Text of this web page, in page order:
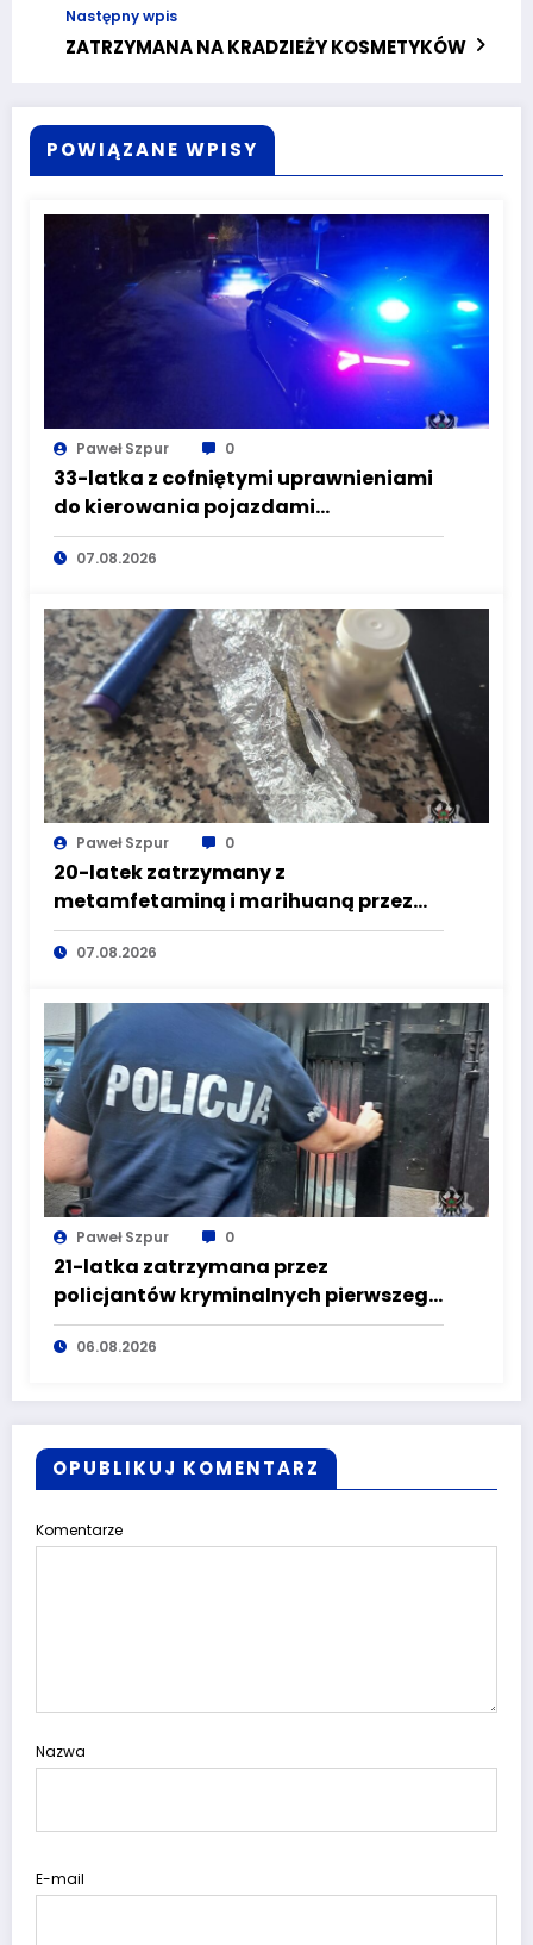
Następny wpis
ZATRZYMANA NA KRADZIEŻY KOSMETYKÓW
POWIĄZANE WPISY
Paweł Szpur 0
33-latka z cofniętymi uprawnieniami
do kierowania pojazdami
wyeliminowana z lokalnych dróg
07.08.2026
Paweł Szpur 0
20-latek zatrzymany z
metamfetaminą i marihuaną przez
głuszyckich policjantów
07.08.2026
Paweł Szpur 0
21-latka zatrzymana przez
policjantów kryminalnych pierwszego
komisariatu za kradzieże sklepowe
06.08.2026
OPUBLIKUJ KOMENTARZ
Komentarze
Nazwa
E-mail